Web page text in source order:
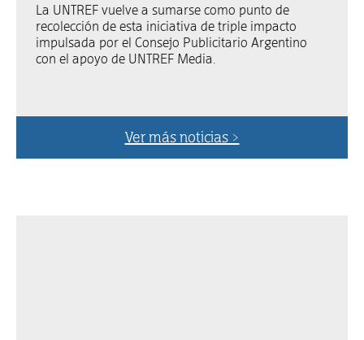
La UNTREF vuelve a sumarse como punto de
recolección de esta iniciativa de triple impacto
impulsada por el Consejo Publicitario Argentino
con el apoyo de UNTREF Media.
Ver más noticias >